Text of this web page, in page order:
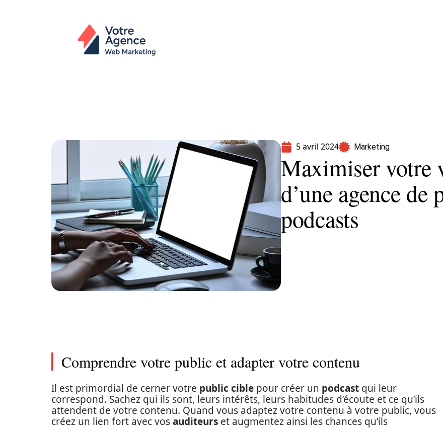
5 avril 2024 Marketing
Maximiser votre
d’une agence
podcasts
Comprendre votre public et adapter votre contenu
Il est primordial de cerner votre public cible pour créer un podcast qui leur
correspond. Sachez qui ils sont, leurs intérêts, leurs habitudes d’écoute et ce qu’ils
attendent de votre contenu. Quand vous adaptez votre contenu à votre public, vous
créez un lien fort avec vosauditeurs et augmentez ainsi les chances qu’ils